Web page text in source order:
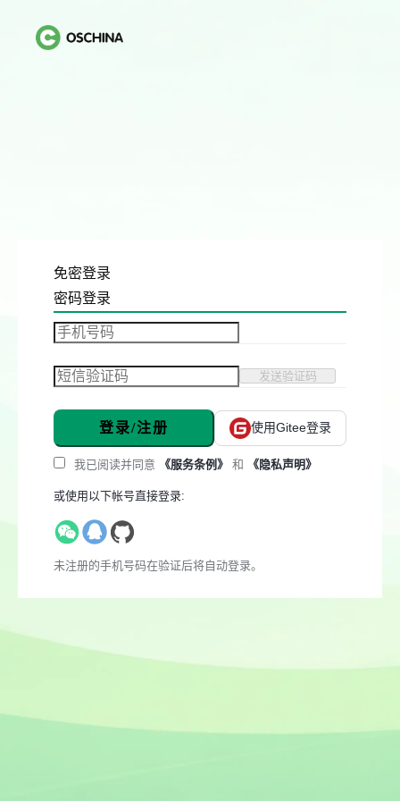
免密登录
密码登录
发送验证码
登录/注册 使用Gitee登录
我已阅读并同意 《服务条例》 和 《隐私声明》
或使用以下帐号直接登录:
未注册的手机号码在验证后将自动登录。